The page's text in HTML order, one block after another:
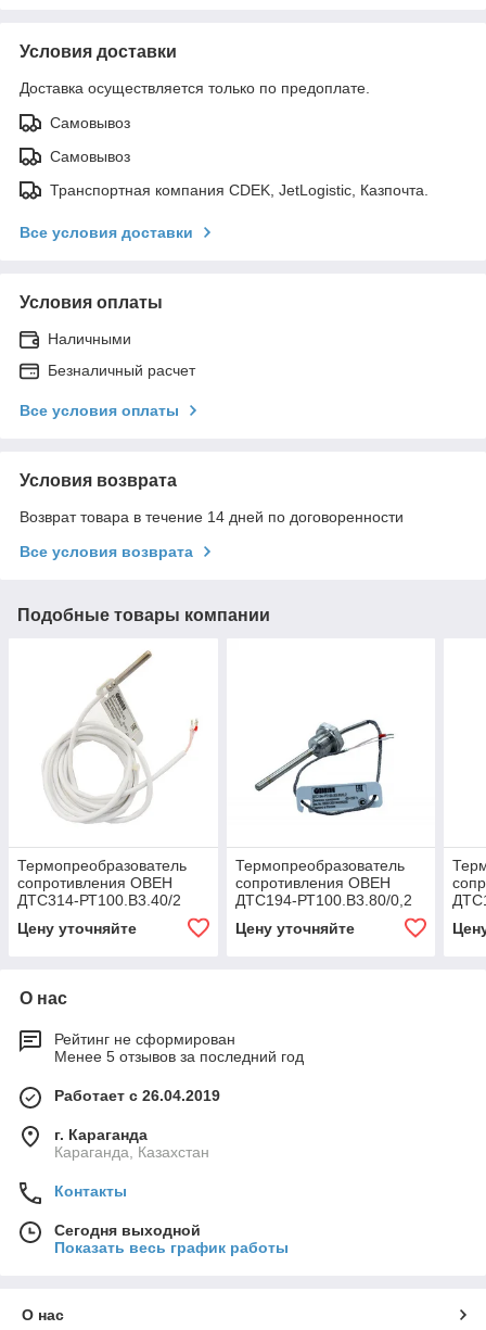
Условия доставки
Доставка осуществляется только по предоплате.
Самовывоз
Самовывоз
Транспортная компания CDEK, JetLogistic, Казпочта.
Все условия доставки
Условия оплаты
Наличными
Безналичный расчет
Все условия оплаты
Условия возврата
Возврат товара в течение 14 дней по договоренности
Все условия возврата
Подобные товары компании
Термопреобразователь
сопротивления ОВЕН
ДТС314-РТ100.В3.40/2
Цену уточняйте
Термопреобразователь
сопротивления ОВЕН
ДТС194-РТ100.В3.80/0,2
Цену уточняйте
О нас
Рейтинг не сформирован
Менее 5 отзывов за последний год
Работает с 26.04.2019
г. Караганда
Караганда, Казахстан
Контакты
Сегодня выходной
Показать весь график работы
О нас